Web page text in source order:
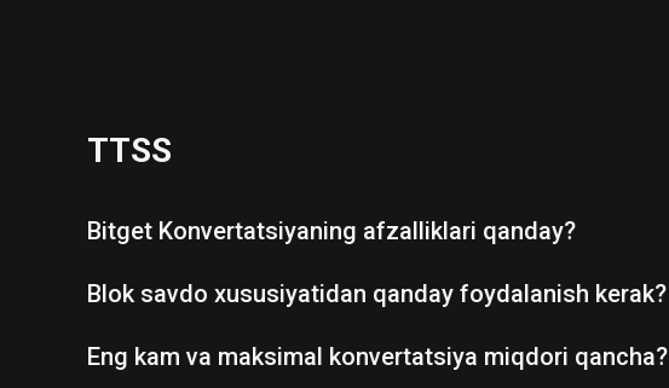
TTSS
Bitget Konvertatsiyaning afzalliklari qanday?
Blok savdo xususiyatidan qanday foydalanish kerak?
Eng kam va maksimal konvertatsiya miqdori qancha?